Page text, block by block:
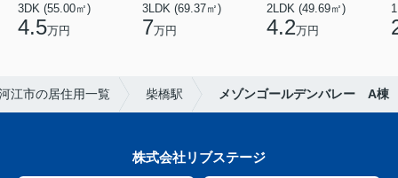
3DK (55.00㎡)
4.5万円
3LDK (69.37㎡)
7万円
2LDK (49.69㎡)
4.2万円
江市の居住用一覧 柴橋駅 メゾンゴールデンバレー A棟
株式会社リブステージ